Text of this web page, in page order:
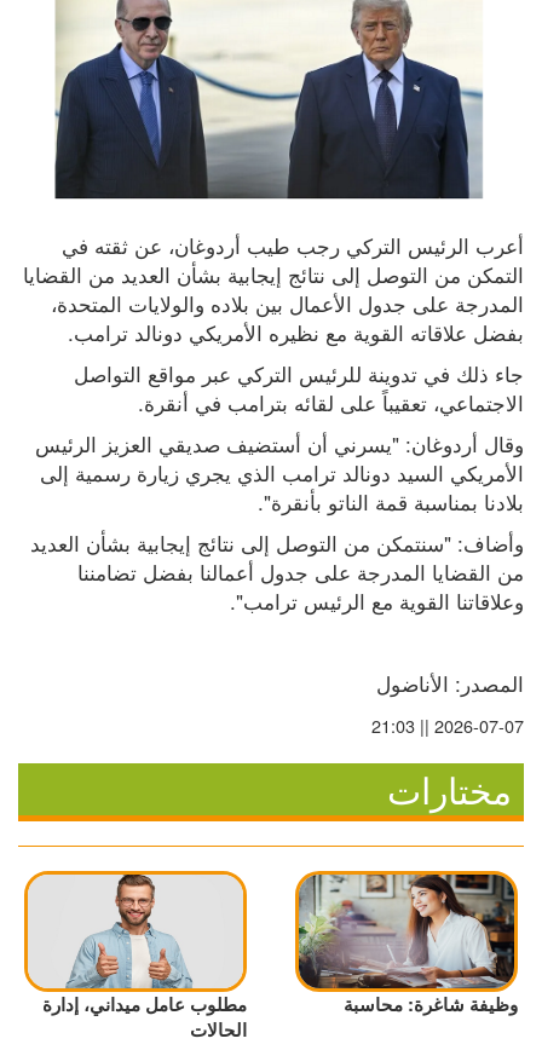
بفضل علاقاته القوية مع نظيره الأمريكي دونالد ترامب.
الاجتماعي، تعقيباً على لقائه بترامب في أنقرة.
بلادنا بمناسبة قمة الناتو بأنقرة".
وعلاقاتنا القوية مع الرئيس ترامب".
المصدر: الأناضول
2026-07-07 || 21:03
مختارات
وظيفة شاغرة: محاسبة
مطلوب عامل ميداني، إدارة
الحالات